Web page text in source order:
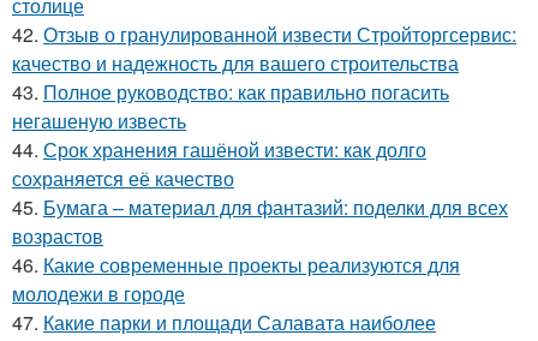
42. Отзыв о гранулированной извести Стройторгсервис:
качество и надежность для вашего строительства
43. Полное руководство: как правильно погасить
негашеную известь
44. Срок хранения гашёной извести: как долго
сохраняется её качество
45. Бумага – материал для фантазий: поделки для всех
возрастов
46. Какие современные проекты реализуются для
молодежи в городе
47. Какие парки и площади Салавата наиболее